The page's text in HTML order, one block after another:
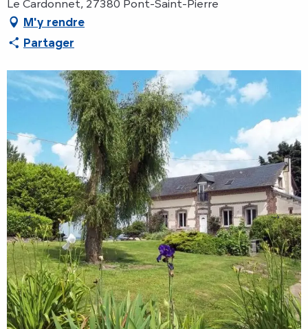
Le Cardonnet, 27380 Pont-Saint-Pierre
M'y rendre
Partager